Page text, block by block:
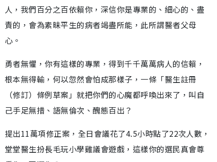
人，我們百分之百依賴你，深信你是專業的、細心的、盡
責的，會為素昧平生的病者竭盡所能，此所謂醫者父母
心。
勇者無懼，你有這樣的專業，得到千千萬萬病人的信賴，
根本無得輸，何以忽然會怕成那樣子，一條「醫生註冊
（修訂）條例草案」就把你們的心魔都呼喚出來了，叫自
己手足無措、語無倫次、醜態百出？
提出11萬項修正案，全日會議花了4.5小時點了22次人數，
堂堂醫生扮長毛玩小學雞議會遊戲，這樣你的選民真會尊